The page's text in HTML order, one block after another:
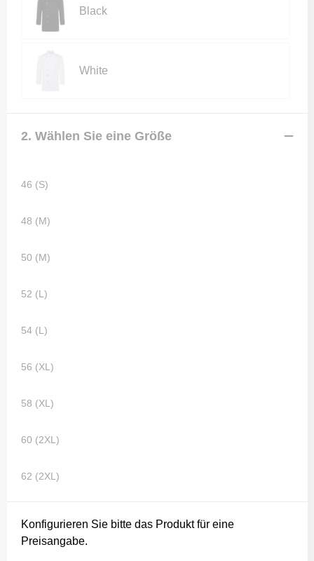
Black
White
2. Wählen Sie eine Größe
46 (S)
48 (M)
50 (M)
52 (L)
54 (L)
56 (XL)
58 (XL)
60 (2XL)
62 (2XL)
Konfigurieren Sie bitte das Produkt für eine
Preisangabe.